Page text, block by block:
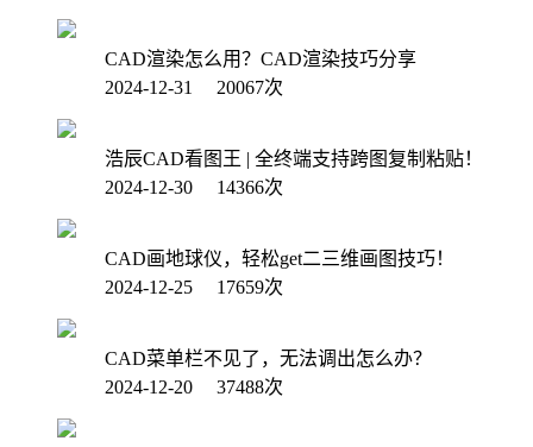
CAD渲染怎么用？CAD渲染技巧分享
2024-12-31 20067次
浩辰CAD看图王 | 全终端支持跨图复制粘贴！
2024-12-30 14366次
CAD画地球仪，轻松get二三维画图技巧！
2024-12-25 17659次
CAD菜单栏不见了，无法调出怎么办？
2024-12-20 37488次